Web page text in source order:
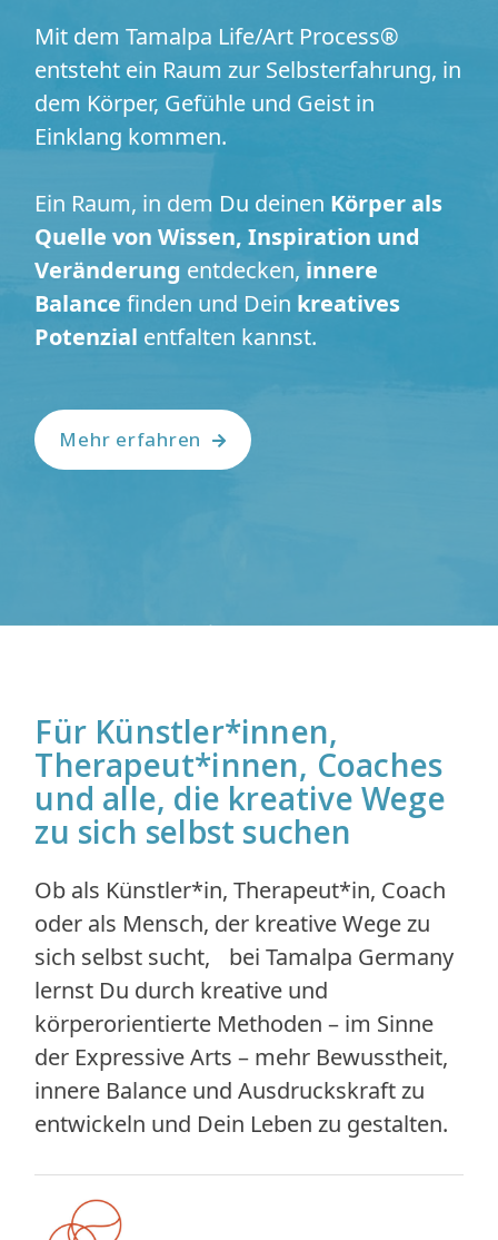
Mit dem Tamalpa Life/Art Process®
entsteht ein Raum zur Selbsterfahrung, in
dem Körper, Gefühle und Geist in
Einklang kommen.
Ein Raum, in dem Du deinen Körper als
Quelle von Wissen, Inspiration und
Veränderung entdecken, innere
Balance finden und Dein kreatives
Potenzial entfalten kannst.
Mehr erfahren
Für Künstler*innen,
Therapeut*innen, Coaches
und alle, die kreative Wege
zu sich selbst suchen
Ob als Künstler*in, Therapeut*in, Coach
oder als Mensch, der kreative Wege zu
sich selbst sucht, bei Tamalpa Germany
lernst Du durch kreative und
körperorientierte Methoden – im Sinne
der Expressive Arts – mehr Bewusstheit,
innere Balance und Ausdruckskraft zu
entwickeln und Dein Leben zu gestalten.